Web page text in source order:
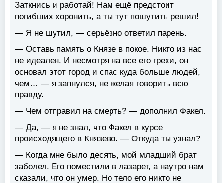
Заткнись и работай! Нам ещё предстоит
погибших хоронить, а ты тут пошутить решил!
— Я не шутил, — серьёзно ответил парень.
— Оставь память о Князе в покое. Никто из нас
не идеален. И несмотря на все его грехи, он
основал этот город и спас куда больше людей,
чем… — я запнулся, не желая говорить всю
правду.
— Чем отправил на смерть? — дополнил Факел.
— Да, — я не знал, что Факел в курсе
происходящего в Князево. — Откуда ты узнал?
— Когда мне было десять, мой младший брат
заболел. Его поместили в лазарет, а наутро нам
сказали, что он умер. Но тело его никто не